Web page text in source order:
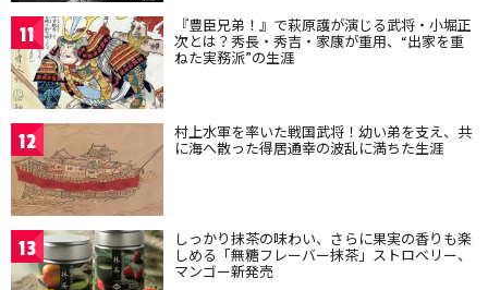
11 『豊臣兄弟！』で萩原護が演じる武将・小堀正
次とは？秀長・秀吉・家康が重用、“出家を重
ねた実務派”の生涯
12 村上水軍を率いた戦国武将！幼い弟を支え、共
に海へ散った得居通幸の波乱に満ちた生涯
13 しっかり抹茶の味わい、さらに果実の香りも楽
しめる「無糖フレーバー抹茶」ストロベリー、
マンゴー新発売